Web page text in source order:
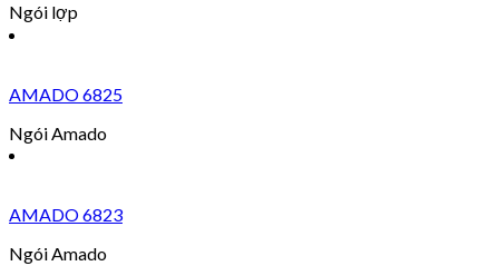
Ngói lợp
AMADO 6825
Ngói Amado
AMADO 6823
Ngói Amado